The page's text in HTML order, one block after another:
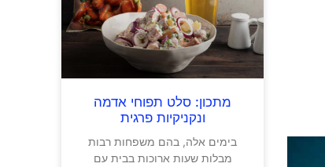
מתכון: סלט תפוחי אדמה
ונקניקיות פרגית
בימים אלה, בהם משפחות רבות
מבלות שעות ארוכות בבית עם